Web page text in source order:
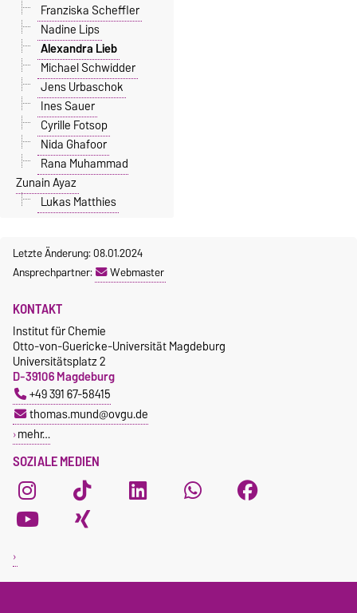
Franziska Scheffler
Nadine Lips
Alexandra Lieb
Michael Schwidder
Jens Urbaschok
Ines Sauer
Cyrille Fotsop
Nida Ghafoor
Rana Muhammad
Zunain Ayaz
Lukas Matthies
Letzte Änderung: 08.01.2024
Ansprechpartner:
Webmaster
SOZIALE MEDIEN
KONTAKT
Institut für Chemie
Otto-von-Guericke-Universität Magdeburg
Universitätsplatz 2
D-39106 Magdeburg
+49 391 67-58415
thomas.mund@ovgu.de
mehr…